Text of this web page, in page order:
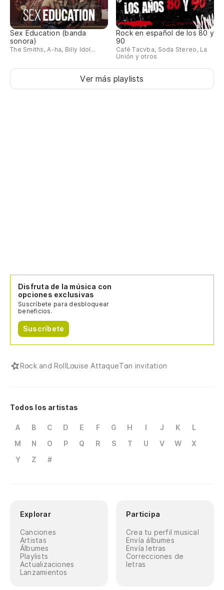
Sex Education (banda
sonora)
The Smiths, A-ha, Billy Idol...
Rock en español de los 80 y
90
Café Tacvba, Soda Stereo, La
Unión y otros
Ver más playlists
Disfruta de la música con
opciones exclusivas
Suscríbete para desbloquear
beneficios.
Suscríbete
Rock and RollLouise AttaqueTon invitation
Todos los artistas
A B C D E F G H I J K
L
M
N O P Q R S T U V W
X
Y
Z #
Explorar
Canciones
Artistas
Álbumes
Playlists
Actualizaciones
Lanzamientos
Participa
Crea tu perfil musical
Envía álbumes
Envía letras
Correcciones de
letras